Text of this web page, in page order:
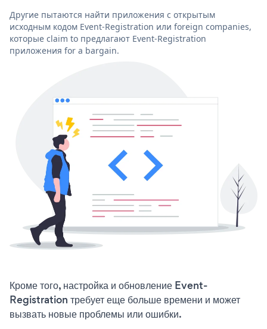
Другие пытаются найти приложения с открытым
исходным кодом Event-Registration или foreign companies,
которые claim to предлагают Event-Registration
приложения for a bargain.
Кроме того, настройка и обновление Event-
Registration требует еще больше времени и может
вызвать новые проблемы или ошибки.